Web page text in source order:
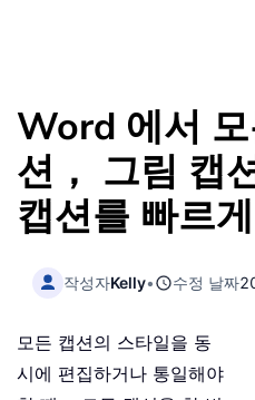
Word 에서
션， 그림 캡
캡션를 빠르
작성자Kelly• 수정 날짜
모든 캡션의 스타일을 동
시에 편집하거나 통일해야